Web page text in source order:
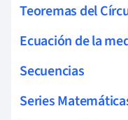
Teoremas del
Ecuación de la
Secuencias
Series